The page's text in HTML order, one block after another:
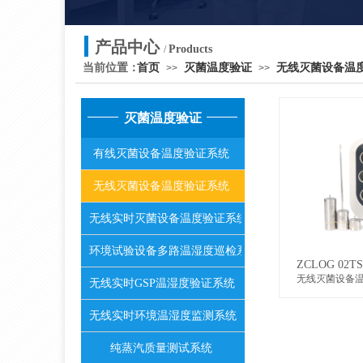
产品中心 /Products
当前位置：首页 >> 灭菌温度验证 >> 无线灭菌设备温
ZCLOG 02TS
无线灭菌设备
灭菌温度验证
有线灭菌设备温度验证系统
无线灭菌设备温度验证系统
无线实时灭菌设备温度验证系统
环境试验设备多路温湿度巡检系统
无线实时GSP温湿度验证系统
无线实时环境温湿度监测系统
纯蒸汽质量测试系统